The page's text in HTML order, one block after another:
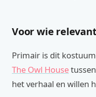
Voor wie
Primair is dit
The Owl House
het verhaal en willen